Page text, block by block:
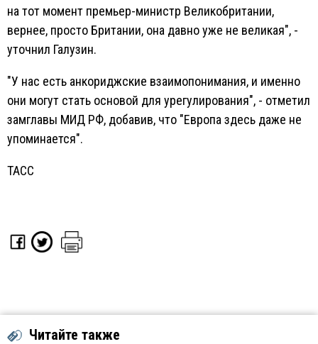
на тот момент премьер-министр Великобритании,
вернее, просто Британии, она давно уже не великая", -
уточнил Галузин.
"У нас есть анкориджские взаимопонимания, и именно
они могут стать основой для урегулирования", - отметил
замглавы МИД РФ, добавив, что "Европа здесь даже не
упоминается".
ТАСС
Читайте также